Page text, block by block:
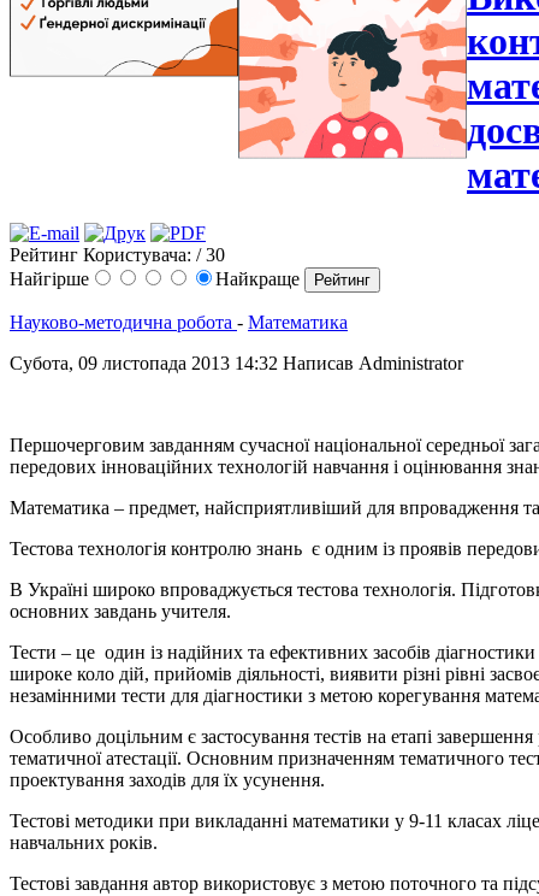
Рейтинг Користувача: / 30
Найгірше
Найкраще
Науково-методична робота - Математика
Субота, 09 листопада 2013 14:32 Написав Administrator
Першочерговим завданням сучасної національної середньої
передових інноваційних технологій навчання і оцінювання
Математика – предмет, найсприятливіший для впровадження
Тестова технологія контролю знань є одним із проявів
В Україні широко впроваджується тестова технологія.
основних завдань учителя.
Тести – це один із надійних та ефективних засобів
широке коло дій, прийомів діяльності, виявити різні рівні
незамінними тести для діагностики з метою корегування
Особливо доцільним є застосування тестів на етапі
тематичної атестації. Основним призначенням тематичного
проектування заходів для їх усунення.
Тестові методики при викладанні математики у 9-11 класах
навчальних років.
Тестові завдання автор використовує з метою поточного та